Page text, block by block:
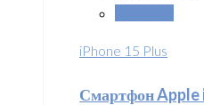
iPhone 15 Plus
Смартфон Apple